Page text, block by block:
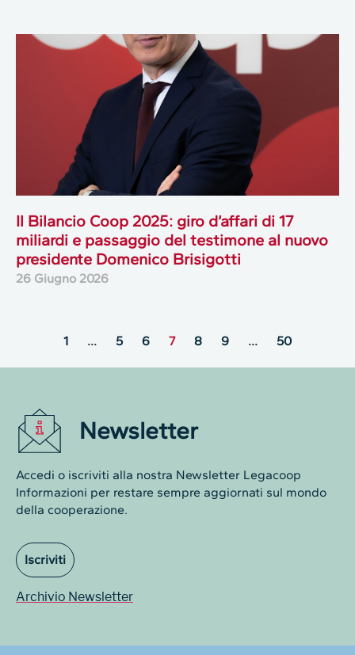
Il Bilancio Coop 2025: giro d’affari di 17
miliardi e passaggio del testimone al nuovo
presidente Domenico Brisigotti
26 Giugno 2026
1 … 5 6 7 8 9 … 50
Newsletter
Accedi o iscriviti alla nostra Newsletter Legacoop
Informazioni per restare sempre aggiornati sul mondo
della cooperazione.
Iscriviti
Archivio Newsletter